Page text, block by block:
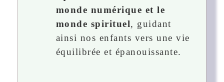
monde numérique et le
monde spirituel, guidant
ainsi nos enfants vers une vie
équilibrée et épanouissante.